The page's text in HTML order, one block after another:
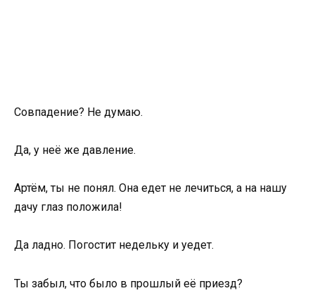
Совпадение? Не думаю.
Да, у неё же давление.
Артём, ты не понял. Она едет не лечиться, а на нашу
дачу глаз положила!
Да ладно. Погостит недельку и уедет.
Ты забыл, что было в прошлый её приезд?